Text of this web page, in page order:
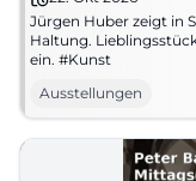
Jürgen Huber zeigt in
Haltung.
ein. #Kunst
Ausstellungen